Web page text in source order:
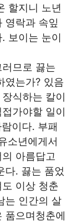
할지니 노년
영락과 속잎
보이는 눈이
므로 끓는
였는가? 있음
식하는 칼이
가야할 일이
이다. 부패
소년에게서
아름답고
다. 끓는 품었
이상 청춘
는 인간의 살
품으며청춘에